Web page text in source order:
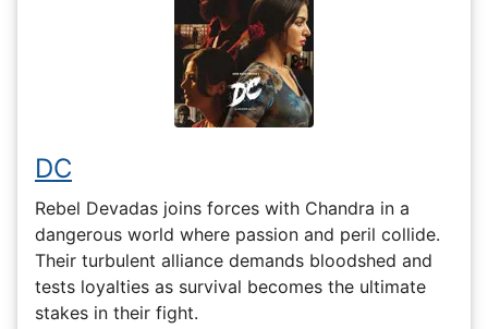
DC
Rebel Devadas joins forces with Chandra in a
dangerous world where passion and peril collide.
Their turbulent alliance demands bloodshed and
tests loyalties as survival becomes the ultimate
stakes in their fight.